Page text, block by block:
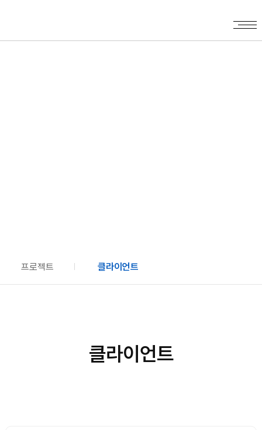
프로젝트 클라이언트
클라이언트